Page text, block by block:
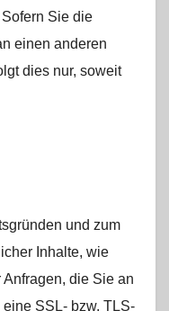
Sie die
einen anderen
dies nur, soweit
und zum
Inhalte, wie
die Sie an
SSL- bzw. TLS-